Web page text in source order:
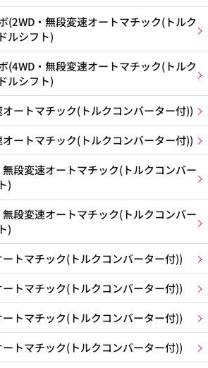
・無段変速オートマチック(トルク
ルシフト)
・無段変速オートマチック(トルク
ルシフト)
オートマチック(トルクコンバーター付))
オートマチック(トルクコンバーター付))
段変速オートマチック(トルクコンバー
)
段変速オートマチック(トルクコンバー
)
トマチック(トルクコンバーター付))
トマチック(トルクコンバーター付))
ートマチック(トルクコンバーター付))
ートマチック(トルクコンバーター付))